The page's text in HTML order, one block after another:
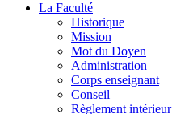
La Faculté
Historique
Mission
Mot du Doyen
Administration
Corps enseignant
Conseil
Règlement intérieur